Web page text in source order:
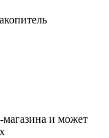
магазина и может